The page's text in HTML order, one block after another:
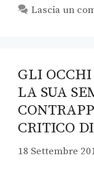
Lascia un
GLI
LA SUA
CRITICO
18 Settembre